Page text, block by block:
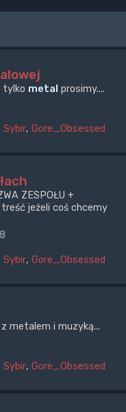
tylko metal prosimy....
Sybir, Gore_Obsessed
ZESPOŁU +
jeżeli coś chcemy
Sybir, Gore_Obsessed
metalem i muzyką...
Sybir, Gore_Obsessed